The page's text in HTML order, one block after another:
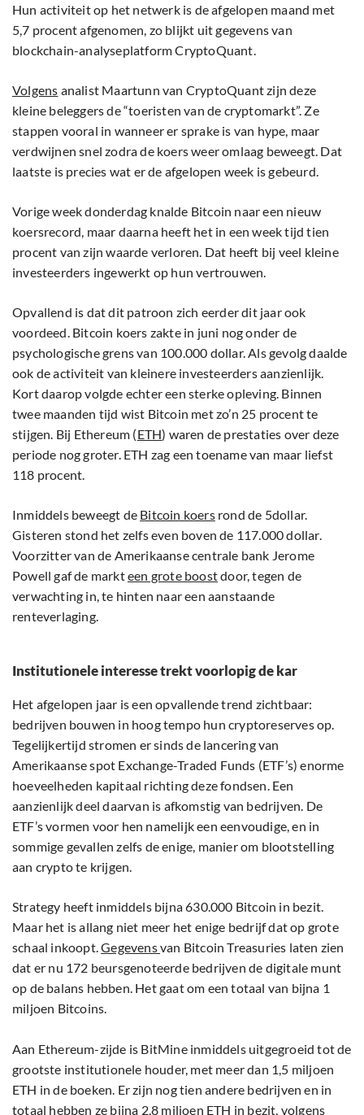
Hun activiteit op het netwerk is de afgelopen maand met
5,7 procent afgenomen, zo blijkt uit gegevens van
blockchain-analyseplatform CryptoQuant.
Volgens analist Maartunn van CryptoQuant zijn deze
kleine beleggers de “toeristen van de cryptomarkt”. Ze
stappen vooral in wanneer er sprake is van hype, maar
verdwijnen snel zodra de koers weer omlaag beweegt. Dat
laatste is precies wat er de afgelopen week is gebeurd.
Vorige week donderdag knalde Bitcoin naar een nieuw
koersrecord, maar daarna heeft het in een week tijd tien
procent van zijn waarde verloren. Dat heeft bij veel kleine
investeerders ingewerkt op hun vertrouwen.
Opvallend is dat dit patroon zich eerder dit jaar ook
voordeed. Bitcoin koers zakte in juni nog onder de
psychologische grens van 100.000 dollar. Als gevolg daalde
ook de activiteit van kleinere investeerders aanzienlijk.
Kort daarop volgde echter een sterke opleving. Binnen
twee maanden tijd wist Bitcoin met zo’n 25 procent te
stijgen. Bij Ethereum (ETH) waren de prestaties over deze
periode nog groter. ETH zag een toename van maar liefst
118 procent.
Inmiddels beweegt de Bitcoin koersrond de 5dollar.
Gisteren stond het zelfs even boven de 117.000 dollar.
Voorzitter van de Amerikaanse centrale bank Jerome
Powell gaf de markteen grote boostdoor, tegen de
verwachting in, te hinten naar een aanstaande
renteverlaging.
Institutionele interesse trekt voorlopig de kar
Het afgelopen jaar is een opvallende trend zichtbaar:
bedrijven bouwen in hoog tempo hun cryptoreserves op.
Tegelijkertijd stromen er sinds de lancering van
Amerikaanse spot Exchange-Traded Funds (ETF’s) enorme
hoeveelheden kapitaal richting deze fondsen. Een
aanzienlijk deel daarvan is afkomstig van bedrijven. De
ETF’s vormen voor hen namelijk een eenvoudige, en in
sommige gevallen zelfs de enige, manier om blootstelling
aan crypto te krijgen.
Strategy heeft inmiddels bijna 630.000 Bitcoin in bezit.
Maar het is allang niet meer het enige bedrijf dat op grote
schaal inkoopt.Gegevensvan Bitcoin Treasuries laten zien
dat er nu 172 beursgenoteerde bedrijven de digitale munt
op de balans hebben. Het gaat om een totaal van bijna 1
miljoen Bitcoins.
Aan Ethereum-zijde is BitMine inmiddels uitgegroeid tot de
grootste institutionele houder, met meer dan 1,5 miljoen
ETH in de boeken. Er zijn nog tien andere bedrijven en in
totaal hebben ze bijna 2,8 miljoen ETH in bezit, volgens